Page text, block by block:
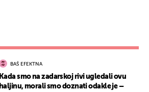
BAŠ EFEKTNA
Kada smo na zadarskoj rivi ugledali ovu
haljinu, morali smo doznati odakle je –